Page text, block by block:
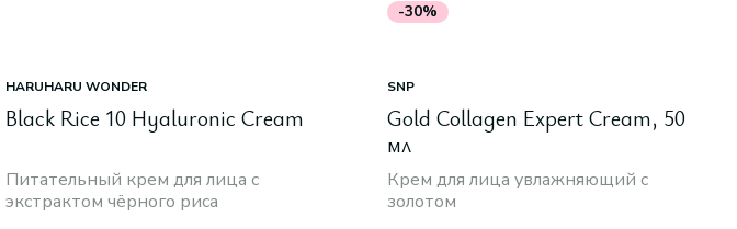
HARUHARU WONDER
Black Rice 10 Hyaluronic Cream
Питательный крем для лица с
экстрактом чёрного риса
-30%
SNP
Gold Collagen Expert Cream, 50
мл
Крем для лица увлажняющий с
золотом